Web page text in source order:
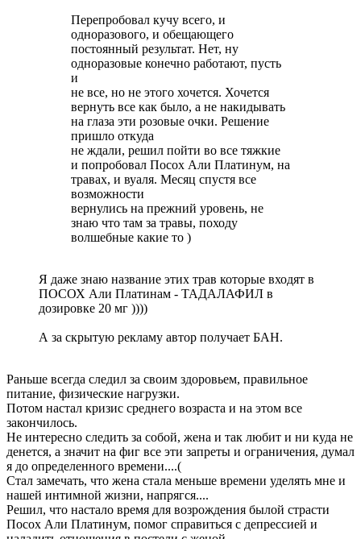
Перепробовал кучу всего, и
одноразового, и обещающего
постоянный результат. Нет, ну
одноразовые конечно работают, пусть
и
не все, но не этого хочется. Хочется
вернуть все как было, а не накидывать
на глаза эти розовые очки. Решение
пришло откуда
не ждали, решил пойти во все тяжкие
и попробовал Посох Али Платинум, на
травах, и вуаля. Месяц спустя все
возможности
вернулись на прежний уровень, не
знаю что там за травы, походу
волшебные какие то )
Я даже знаю название этих трав которые входят в
ПОСОХ Али Платинам - ТАДАЛАФИЛ в
дозировке 20 мг ))))
А за скрытую рекламу автор получает БАН.
Раньше всегда следил за своим здоровьем, правильное
питание, физические нагрузки.
Потом настал кризис среднего возраста и на этом все
закончилось.
Не интересно следить за собой, жена и так любит и ни куда не
денется, а значит на фиг все эти запреты и ограничения, думал
я до определенного времени....(
Стал замечать, что жена стала меньше времени уделять мне и
нашей интимной жизни, напрягся....
Решил, что настало время для возрождения былой страсти
Посох Али Платинум, помог справиться с депрессией и